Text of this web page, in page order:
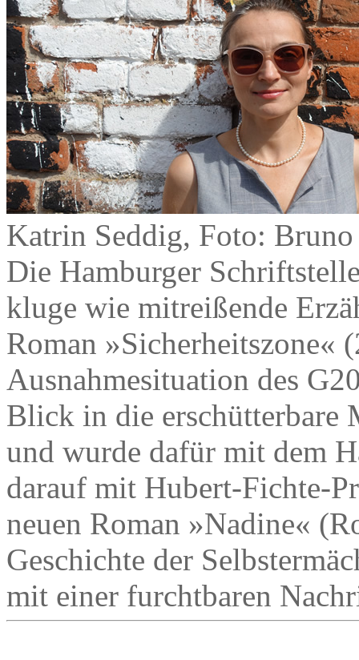
Katrin Seddig, Foto:
Die Hamburger
kluge wie mitreißende
Roman »Sicherheitszone«
Ausnahmesituation des
Blick in die erschütterbare
und wurde dafür mit dem
darauf mit Hubert-Fichte-
neuen Roman »Nadine«
Geschichte der
mit einer furchtbaren